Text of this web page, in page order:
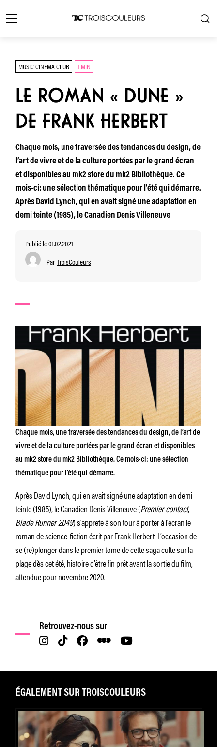
MUSIC CINEMA CLUB 1 MIN
LE ROMAN « DUNE »
DE FRANK HERBERT
Chaque mois, une traversée des tendances du design, de
l’art de vivre et de la culture portées par le grand écran
et disponibles au mk2 store du mk2 Bibliothèque. Ce
mois-ci: une sélection thématique pour l’été qui démarre.
Après David Lynch, qui en avait signé une adaptation en
demi teinte (1985), le Canadien Denis Villeneuve
Publié le 01.02.2021
Par TroisCouleurs
Chaque mois, une traversée des tendances du design, de l’art de
vivre et de la culture portées par le grand écran et disponibles
au mk2 store du mk2 Bibliothèque. Ce mois-ci: une sélection
thématique pour l’été qui démarre.
Après David Lynch, qui en avait signé une adaptation en demi
teinte (1985), le Canadien Denis Villeneuve (Premier contact,
Blade Runner 2049) s’apprête à son tour à porter à l’écran le
roman de science-fiction écrit par Frank Herbert. L’occasion de
se (re)plonger dans le premier tome de cette saga culte sur la
plage dès cet été, histoire d’être fin prêt avant la sortie du film,
attendue pour novembre 2020.
Retrouvez-nous sur
ÉGALEMENT SUR TROISCOULEURS